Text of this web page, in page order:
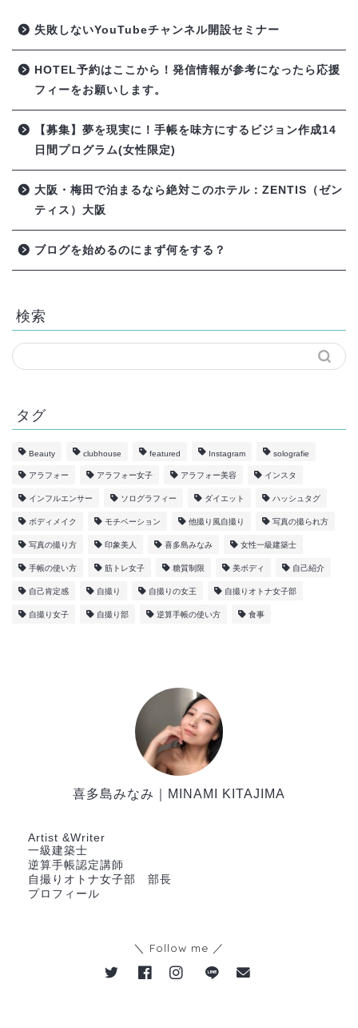
失敗しないYouTubeチャンネル開設セミナー
HOTEL予約はここから！発信情報が参考になったら応援
フィーをお願いします。
【募集】夢を現実に！手帳を味方にするビジョン作成14
日間プログラム(女性限定)
大阪・梅田で泊まるなら絶対このホテル：ZENTIS（ゼン
ティス）大阪
ブログを始めるのにまず何をする？
検索
タグ
Beauty clubhouse featured Instagram solografie
アラフォー アラフォー女子 アラフォー美容 インスタ
インフルエンサー ソログラフィー ダイエット ハッシュタグ
ボディメイク モチベーション 他撮り風自撮り 写真の撮られ方
写真の撮り方 印象美人 喜多島みなみ 女性一級建築士
手帳の使い方 筋トレ女子 糖質制限 美ボディ 自己紹介
自己肯定感 自撮り 自撮りの女王 自撮りオトナ女子部
自撮り女子 自撮り部 逆算手帳の使い方 食事
喜多島みなみ｜MINAMI KITAJIMA
Artist &Writer
一級建築士
逆算手帳認定講師
自撮りオトナ女子部 部長
プロフィール
＼ Follow me ／
HOME